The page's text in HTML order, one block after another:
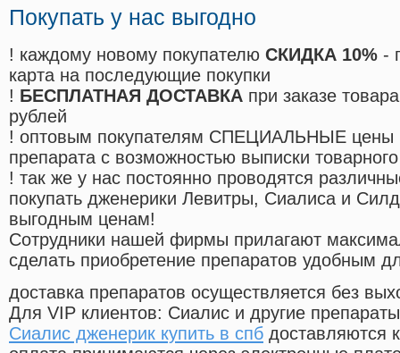
Покупать у нас выгодно
! каждому новому покупателю СКИДКА 10% -
карта на последующие покупки
! БЕСПЛАТНАЯ ДОСТАВКА при заказе
рублей
! оптовым покупателям СПЕЦИАЛЬНЫЕ цены
препарата с возможностью выписки
! так же у нас постоянно проводятся
покупать дженерики Левитры, Сиалиса и
выгодным ценам!
Cотрудники нашей фирмы прилагают
сделать приобретение препаратов удобным
доставка препаратов осуществляется без
Для VIP клиентов: Сиалис и другие
Сиалис дженерик купить в спб доставляются